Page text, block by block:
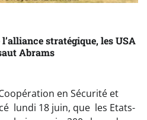
stratégique, les USA
Abrams
en Sécurité et
lundi 18 juin, que les Etats-